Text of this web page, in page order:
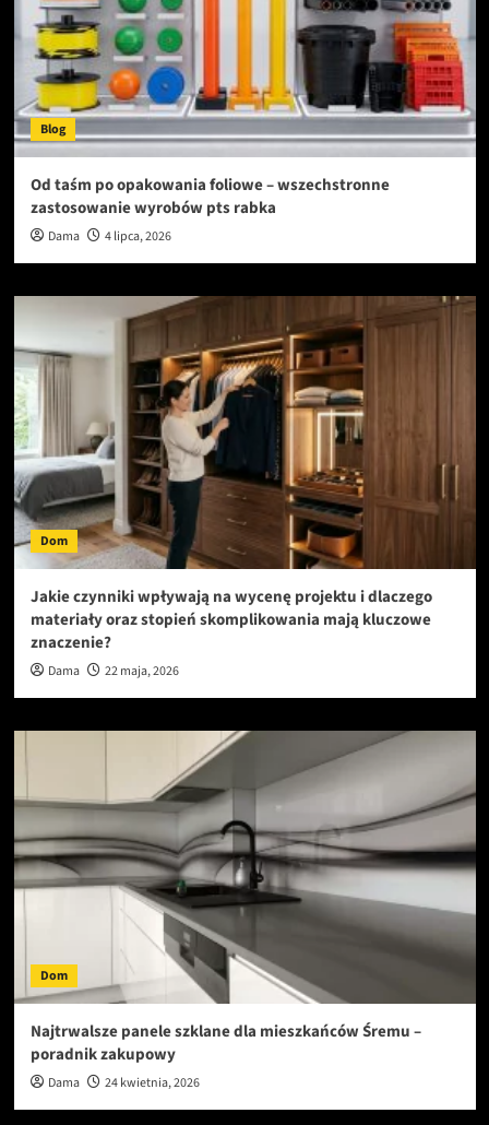
Blog
Od taśm po opakowania foliowe – wszechstronne
zastosowanie wyrobów pts rabka
Dama 4 lipca, 2026
Dom
Jakie czynniki wpływają na wycenę projektu i dlaczego
materiały oraz stopień skomplikowania mają kluczowe
znaczenie?
Dama 22 maja, 2026
Dom
Najtrwalsze panele szklane dla mieszkańców Śremu –
poradnik zakupowy
Dama 24 kwietnia, 2026